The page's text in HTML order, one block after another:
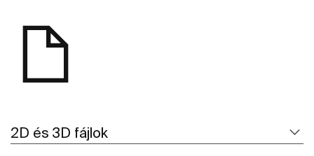
2D és 3D fájlok